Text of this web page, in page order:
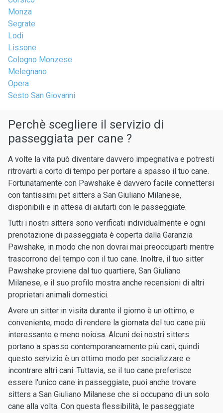
Monza
Segrate
Lodi
Lissone
Cologno Monzese
Melegnano
Opera
Sesto San Giovanni
Perchè scegliere il servizio di
passeggiata per cane ?
A volte la vita può diventare davvero impegnativa e potresti
ritrovarti a corto di tempo per portare a spasso il tuo cane.
Fortunatamente con Pawshake è davvero facile connettersi
con tantissimi pet sitters a San Giuliano Milanese,
disponibili e in attesa di aiutarti con le passeggiate.
Tutti i nostri sitters sono verificati individualmente e ogni
prenotazione di passeggiata è coperta dalla Garanzia
Pawshake, in modo che non dovrai mai preoccuparti mentre
trascorrono del tempo con il tuo cane. Inoltre, il tuo sitter
Pawshake proviene dal tuo quartiere, San Giuliano
Milanese, e il suo profilo mostra anche recensioni di altri
proprietari animali domestici.
Avere un sitter in visita durante il giorno è un ottimo, e
conveniente, modo di rendere la giornata del tuo cane più
interessante e meno noiosa. Alcuni dei nostri sitters
portano a spasso contemporaneamente più cani, quindi
questo servizio è un ottimo modo per socializzare e
incontrare altri cani. Tuttavia, se il tuo cane preferisce
essere l'unico cane in passeggiate, puoi anche trovare
sitters a San Giuliano Milanese che si occupano di un solo
cane alla volta. Con questa flessibilità, le passeggiate